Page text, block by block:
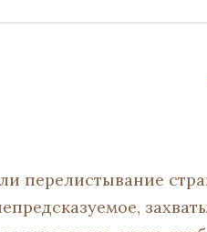
перелистывание